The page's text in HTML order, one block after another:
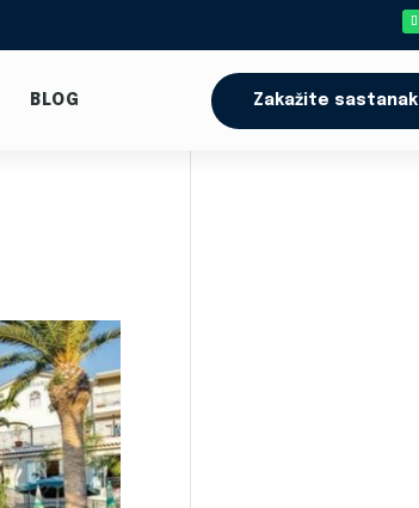
BLOG Zakažite sastanak